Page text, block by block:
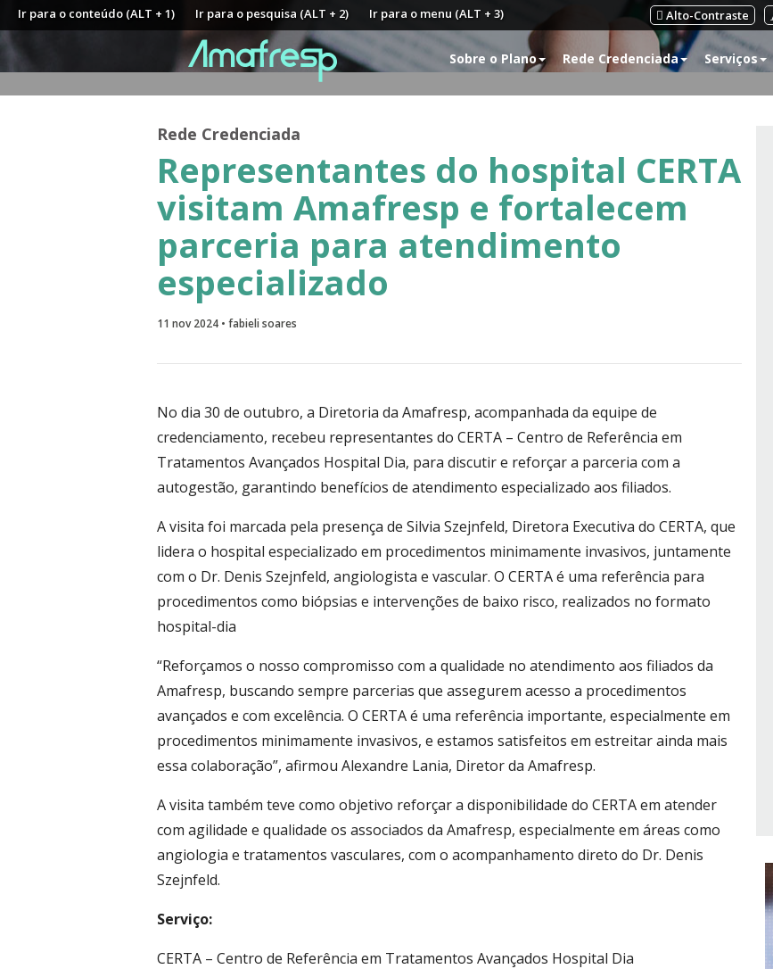
Ir para o conteúdo (ALT + 1) Ir para o pesquisa (ALT + 2) Ir para o menu (ALT + 3) Alto-Contraste
Sobre o Plano Rede Credenciada Serviços
Rede Credenciada
Representantes do hospital CERTA
visitam Amafresp e fortalecem
parceria para atendimento
especializado
11 nov 2024 • fabieli soares
No dia 30 de outubro, a Diretoria da Amafresp, acompanhada da equipe de
credenciamento, recebeu representantes do CERTA – Centro de Referência em
Tratamentos Avançados Hospital Dia, para discutir e reforçar a parceria com a
autogestão, garantindo benefícios de atendimento especializado aos filiados.
A visita foi marcada pela presença de Silvia Szejnfeld, Diretora Executiva do CERTA, que
lidera o hospital especializado em procedimentos minimamente invasivos, juntamente
com o Dr. Denis Szejnfeld, angiologista e vascular. O CERTA é uma referência para
procedimentos como biópsias e intervenções de baixo risco, realizados no formato
hospital-dia
“Reforçamos o nosso compromisso com a qualidade no atendimento aos filiados da
Amafresp, buscando sempre parcerias que assegurem acesso a procedimentos
avançados e com excelência. O CERTA é uma referência importante, especialmente em
procedimentos minimamente invasivos, e estamos satisfeitos em estreitar ainda mais
essa colaboração”, afirmou Alexandre Lania, Diretor da Amafresp.
A visita também teve como objetivo reforçar a disponibilidade do CERTA em atender
com agilidade e qualidade os associados da Amafresp, especialmente em áreas como
angiologia e tratamentos vasculares, com o acompanhamento direto do Dr. Denis
Szejnfeld.
Serviço:
CERTA – Centro de Referência em Tratamentos Avançados Hospital Dia